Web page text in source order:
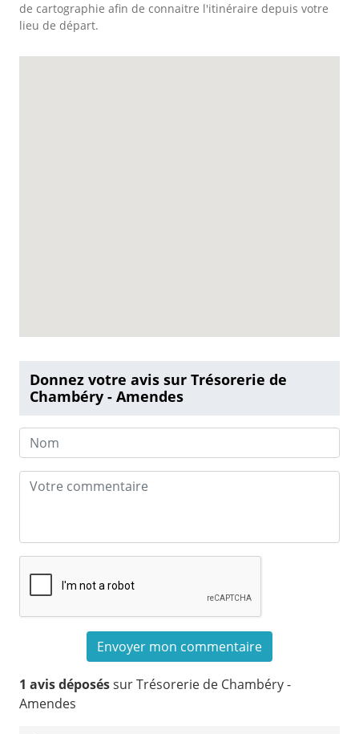
de cartographie afin de connaitre l'itinéraire depuis votre
lieu de départ.
Donnez votre avis sur Trésorerie de
Chambéry - Amendes
1 avis déposéssur Trésorerie de Chambéry -
Amendes